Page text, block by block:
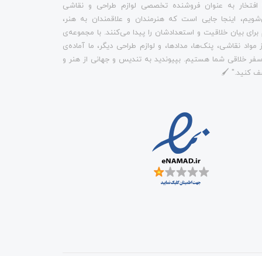
به عنوان فروشنده تخصصی لوازم طراحی و نقاشی
اینجا جایی است که هنرمندان و علاقمندان به هنر،
برای بیان خلاقیت و استعدادشان را پیدا می‌کنند. با مجموعه‌ی
مواد نقاشی، پنک‌ها، مدادها، و لوازم طراحی دیگر، ما آماده‌ی
خلاقی شما هستیم. بپیوندید به تندیس و جهانی از هنر و
کنید." 🖌️